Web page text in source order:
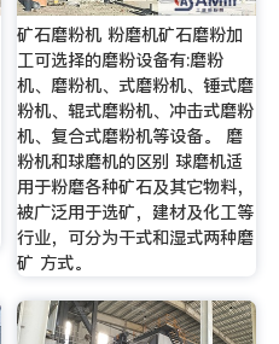
矿石磨粉机 粉磨机矿石磨粉加
工可选择的磨粉设备有:磨粉
机、磨粉机、式磨粉机、锤式磨
粉机、辊式磨粉机、冲击式磨粉
机、复合式磨粉机等设备。 磨
粉机和球磨机的区别 球磨机适
用于粉磨各种矿石及其它物料，
被广泛用于选矿，建材及化工等
行业，可分为干式和湿式两种磨
矿 方式。